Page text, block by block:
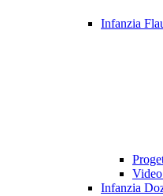
Infanzia
Infanzia